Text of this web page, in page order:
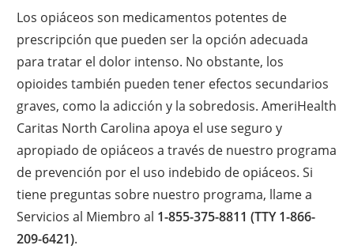
Los opiáceos son medicamentos potentes de
prescripción que pueden ser la opción adecuada
para tratar el dolor intenso. No obstante, los
opioides también pueden tener efectos secundarios
graves, como la adicción y la sobredosis. AmeriHealth
Caritas North Carolina apoya el use seguro y
apropiado de opiáceos a través de nuestro programa
de prevención por el uso indebido de opiáceos. Si
tiene preguntas sobre nuestro programa, llame a
Servicios al Miembro al 1-855-375-8811 (TTY 1-866-
209-6421).